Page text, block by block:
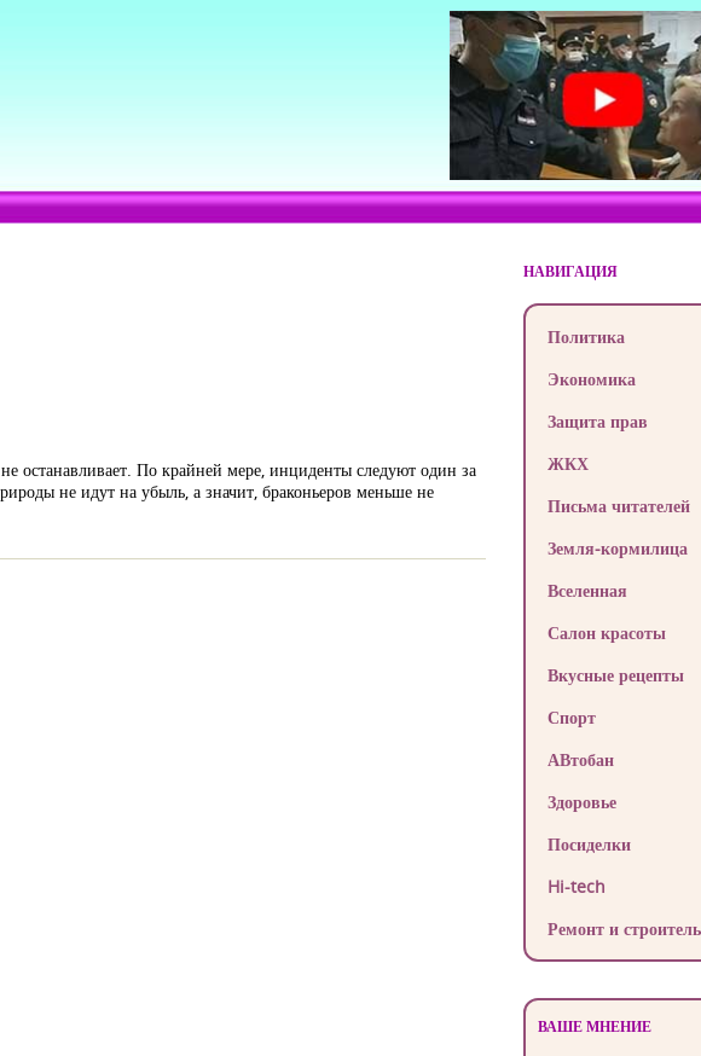
останавливает. По крайней мере, инциденты следуют один за
не идут на убыль, а значит, браконьеров меньше не
НАВИГАЦИЯ
Политика
Экономика
Защита прав
ЖКХ
Письма читателей
Земля-кормилица
Вселенная
Салон красоты
Вкусные рецепты
Спорт
АВтобан
Здоровье
Посиделки
Hi-tech
Ремонт и
ВАШЕ МНЕНИЕ